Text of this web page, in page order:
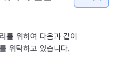
를 위하여 다음과 같이
위탁하고 있습니다.